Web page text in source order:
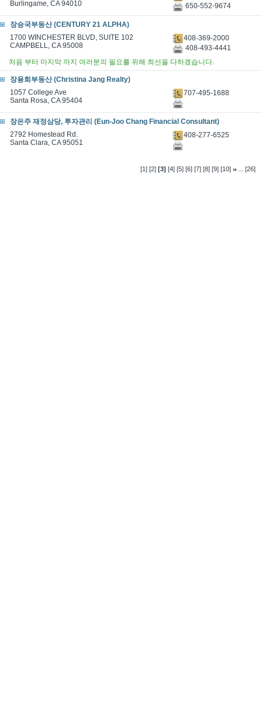
Burlingame, CA 94010
650-552-9674
장승국부동산 (CENTURY 21 ALPHA)
1700 WINCHESTER BLVD, SUITE 102
CAMPBELL, CA 95008
408-369-2000
408-493-4441
처음 부터 마지막 까지 여러분의 필요를 위해 최선을 다하겠습니다.
장용희부동산 (Christina Jang Realty)
1057 College Ave
Santa Rosa, CA 95404
707-495-1688
장은주 재정삼당, 투자관리 (Eun-Joo Chang Financial Consultant)
2792 Homestead Rd.
Santa Clara, CA 95051
408-277-6525
[1] [2] [3] [4] [5] [6] [7] [8] [9] [10] ...[26]